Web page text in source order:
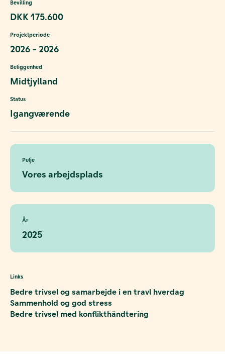
Bevilling
DKK 175.600
Projektperiode
2026 - 2026
Beliggenhed
Midtjylland
Status
Igangværende
Pulje
Vores arbejdsplads
År
2025
Links
Bedre trivsel og samarbejde i en travl hverdag
Sammenhold og god stress
Bedre trivsel med konflikthåndtering